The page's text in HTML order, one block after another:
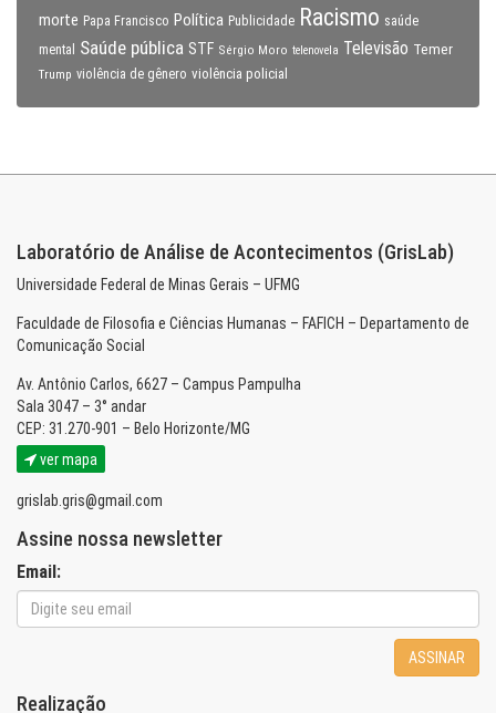
morte Papa Francisco Política Publicidade Racismo saúde
mental
Saúde pública STF Sérgio Moro telenovela Televisão Temer
Trump violência de gênero violência policial
Laboratório de Análise de Acontecimentos (GrisLab)
Universidade Federal de Minas Gerais – UFMG
Faculdade de Filosofia e Ciências Humanas – FAFICH – Departamento de
Comunicação Social
Av. Antônio Carlos, 6627 – Campus Pampulha
Sala 3047 – 3° andar
CEP: 31.270-901 – Belo Horizonte/MG
ver mapa
grislab.gris@gmail.com
Assine nossa newsletter
Email:
ASSINAR
Realização